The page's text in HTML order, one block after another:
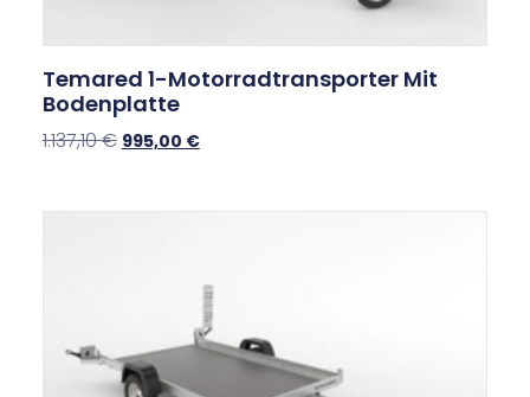
Temared 1-Motorradtransporter Mit
Bodenplatte
1.137,10€ 995,00 €